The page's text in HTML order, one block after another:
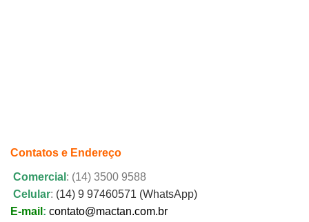
Contatos e Endereço
Comercial : (14) 3500 9588
Celular: (14) 9 97460571 (WhatsApp)
E-mail : contato@mactan.com.br